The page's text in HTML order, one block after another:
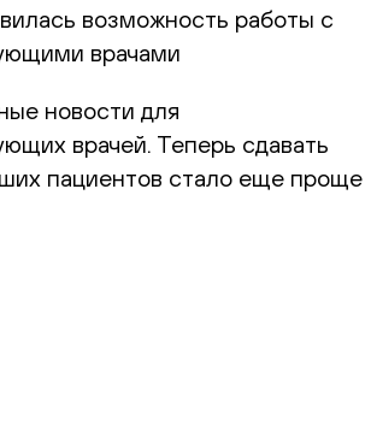
возможность работы с
врачами
новости для
врачей. Теперь сдавать
пациентов стало еще проще